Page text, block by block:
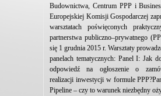
Budownictwa, Centrum PPP i
Europejskiej Komisji Gospodarczej
warsztatach poświęconych
partnerstwa publiczno–prywatnego
się 1 grudnia 2015 r. Warsztaty
panelach tematycznych: Panel I: Jak
odpowiedź na ogłoszenie o
realizacji inwestycji w formule
Pipeline – czy to warunek niezbędny